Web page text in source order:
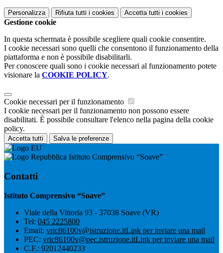
Personalizza Rifiuta tutti i cookies Accetta tutti i cookies
Gestione cookie
In questa schermata è possibile scegliere quali cookie consentire.
I cookie necessari sono quelli che consentono il funzionamento della
piattaforma e non è possibile disabilitarli.
Per conoscere quali sono i cookie necessari al funzionamento potete
visionare la COOKIE POLICY.
Cookie necessari per il funzionamento
I cookie necessari per il funzionamento non possono essere
disabilitati. È possibile consultare l'elenco nella pagina della cookie
policy.
Accetta tutti Salva le preferenze
Istituto Comprensivo “Soave”
Contatti
Istituto Comprensivo “Soave”
Viale della Vittoria 93 - 37038 Soave (VR)
Tel: 045 2225800
Email: vric86100v@istruzione.itLink per inviare una mail
PEC: vric86100v@pec.istruzione.itLink per inviare una mail
C.F.: 92012440233